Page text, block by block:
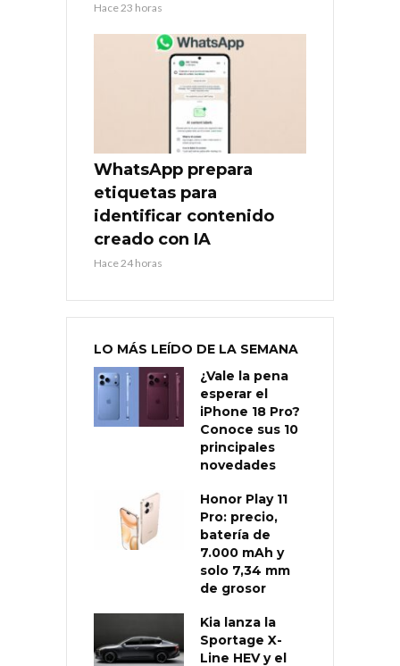
Hace 23 horas
WhatsApp prepara
etiquetas para
identificar contenido
creado con IA
Hace 24 horas
LO MÁS LEÍDO DE LA SEMANA
¿Vale la pena
esperar el
iPhone 18 Pro?
Conoce sus 10
principales
novedades
Honor Play 11
Pro: precio,
batería de
7.000 mAh y
solo 7,34 mm
de grosor
Kia lanza la
Sportage X-
Line HEV y el